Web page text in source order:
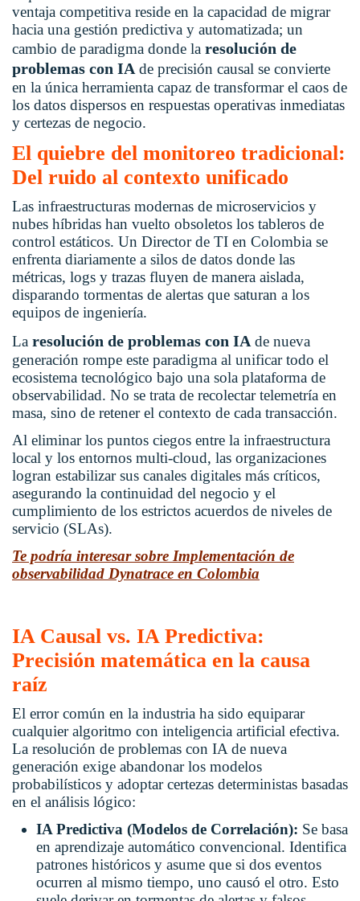
ventaja competitiva reside en la capacidad de migrar
hacia una gestión predictiva y automatizada; un
cambio de paradigma donde la resolución de
problemas con IA de precisión causal se convierte
en la única herramienta capaz de transformar el caos de
los datos dispersos en respuestas operativas inmediatas
y certezas de negocio.
El quiebre del monitoreo tradicional:
Del ruido al contexto unificado
Las infraestructuras modernas de microservicios y
nubes híbridas han vuelto obsoletos los tableros de
control estáticos. Un Director de TI en Colombia se
enfrenta diariamente a silos de datos donde las
métricas, logs y trazas fluyen de manera aislada,
disparando tormentas de alertas que saturan a los
equipos de ingeniería.
La resolución de problemas con IA de nueva
generación rompe este paradigma al unificar todo el
ecosistema tecnológico bajo una sola plataforma de
observabilidad. No se trata de recolectar telemetría en
masa, sino de retener el contexto de cada transacción.
Al eliminar los puntos ciegos entre la infraestructura
local y los entornos multi-cloud, las organizaciones
logran estabilizar sus canales digitales más críticos,
asegurando la continuidad del negocio y el
cumplimiento de los estrictos acuerdos de niveles de
servicio (SLAs).
Te podría interesar sobre Implementación de
observabilidad Dynatrace en Colombia
IA Causal vs. IA Predictiva:
Precisión matemática en la causa
raíz
El error común en la industria ha sido equiparar
cualquier algoritmo con inteligencia artificial efectiva.
La resolución de problemas con IA de nueva
generación exige abandonar los modelos
probabilísticos y adoptar certezas deterministas basadas
en el análisis lógico:
IA Predictiva (Modelos de Correlación): Se basa
en aprendizaje automático convencional. Identifica
patrones históricos y asume que si dos eventos
ocurren al mismo tiempo, uno causó el otro. Esto